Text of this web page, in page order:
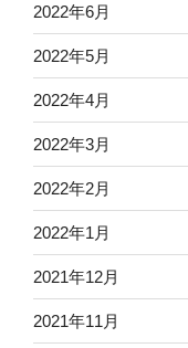
2022年6月
2022年5月
2022年4月
2022年3月
2022年2月
2022年1月
2021年12月
2021年11月